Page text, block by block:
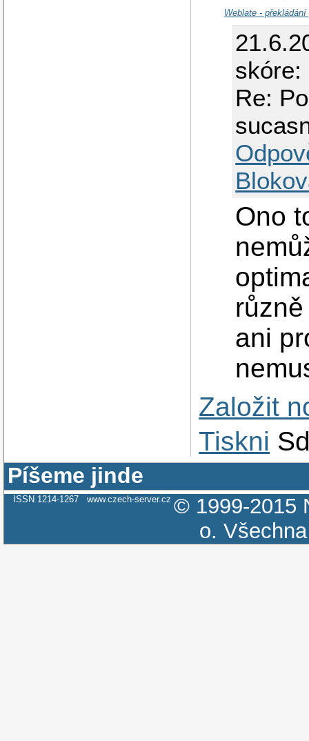
Weblate - překládání
skóre:
Re:
Ono
ani
Založit
Tiskni
Píšeme jinde
ISSN 1214-1267 www.czech-server.cz © 1999-2015
o.